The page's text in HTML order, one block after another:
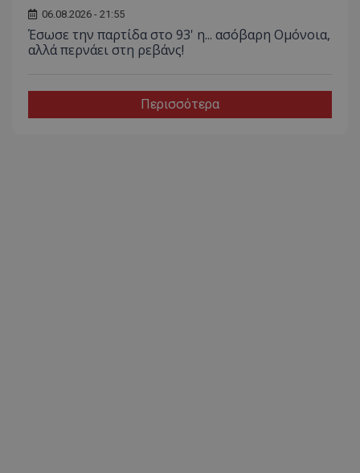
06.08.2026 - 21:55
Έσωσε την παρτίδα στο 93' η... ασόβαρη Ομόνοια,
αλλά περνάει στη ρεβάνς!
Περισσότερα